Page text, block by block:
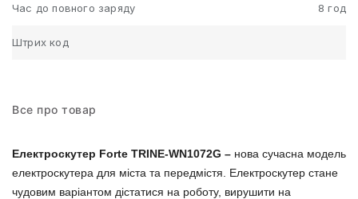
Час до повного заряду 8 год
Штрих код
Все про товар
Електроскутер Forte TRINE-WN1072G – нова сучасна модель
електроскутера для міста та передмістя. Електроскутер стане
чудовим варіантом дістатися на роботу, вирушити на